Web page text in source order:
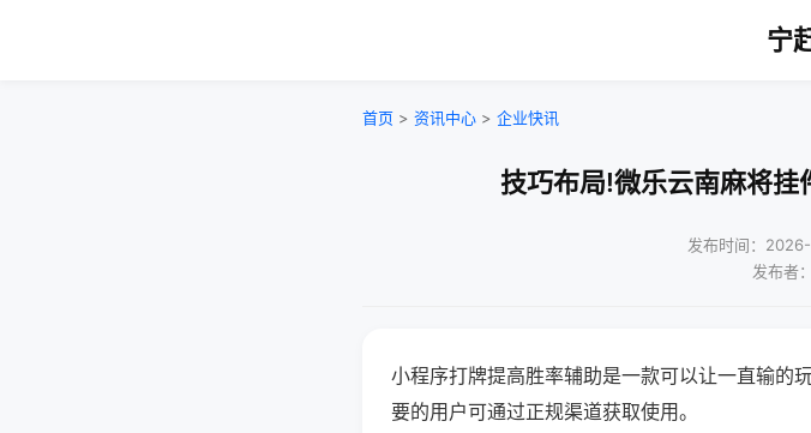
宁
首页 > 资讯中心 > 企业快讯
技巧布局!微乐云南麻将
发布时间：
发布者
小程序打牌提高胜率辅助是一款可以让一直输的
要的用户可通过正规渠道获取使用。